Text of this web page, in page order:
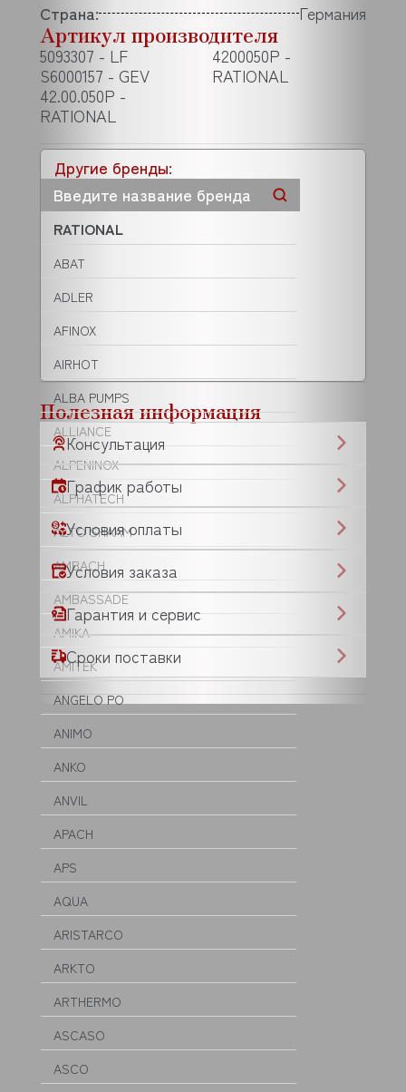
Другие бренды:
RATIONAL
ABAT
ADLER
AFINOX
AIRHOT
ALBA PUMPS
ALLIANCE
ALPENINOX
ALPHATECH
ALTO SHAAM
AMBACH
AMBASSADE
AMIKA
AMITEK
ANGELO PO
ANIMO
ANKO
ANVIL
APACH
APS
AQUA
ARISTARCO
ARKTO
ARTHERMO
ASCASO
ASCO
Страна:
Германия
Артикул производителя
5093307 - LF
S6000157 - GEV
42.00.050P -
RATIONAL
4200050P -
RATIONAL
Полезная информация
Консультация
График работы
Условия оплаты
Условия заказа
Гарантия и сервис
Сроки поставки